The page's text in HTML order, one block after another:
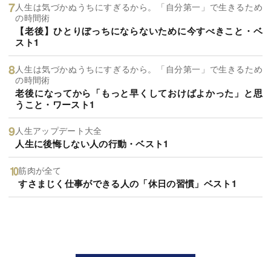
人生は気づかぬうちにすぎるから。「自分第一」で生きるため
の時間術
【老後】ひとりぼっちにならないために今すべきこと・ベ
スト1
人生は気づかぬうちにすぎるから。「自分第一」で生きるため
の時間術
老後になってから「もっと早くしておけばよかった」と思
うこと・ワースト1
人生アップデート大全
人生に後悔しない人の行動・ベスト1
筋肉が全て
すさまじく仕事ができる人の「休日の習慣」ベスト1